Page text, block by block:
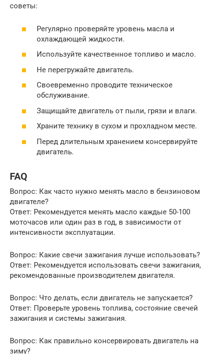
советы:
Регулярно проверяйте уровень масла и
охлаждающей жидкости.
Используйте качественное топливо и масло.
Не перегружайте двигатель.
Своевременно проводите техническое
обслуживание.
Защищайте двигатель от пыли, грязи и влаги.
Храните технику в сухом и прохладном месте.
Перед длительным хранением консервируйте
двигатель.
FAQ
Вопрос: Как часто нужно менять масло в бензиновом
двигателе?
Ответ: Рекомендуется менять масло каждые 50-100
моточасов или один раз в год, в зависимости от
интенсивности эксплуатации.
Вопрос: Какие свечи зажигания лучше использовать?
Ответ: Рекомендуется использовать свечи зажигания,
рекомендованные производителем двигателя.
Вопрос: Что делать, если двигатель не запускается?
Ответ: Проверьте уровень топлива, состояние свечей
зажигания и системы зажигания.
Вопрос: Как правильно консервировать двигатель на
зиму?